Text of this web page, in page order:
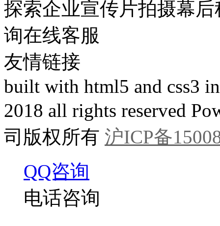
探索企业宣传片拍摄幕后
询在线客服
友情链接
built with html5 and css3
2018 all rights reserved
司版权所有 沪ICP备
QQ咨询
电话咨询